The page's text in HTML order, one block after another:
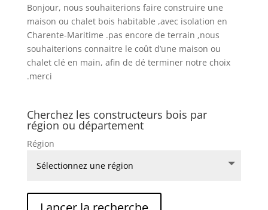
Bonjour, nous souhaiterions faire construire une
maison ou chalet bois habitable ,avec isolation en
Charente-Maritime .pas encore de terrain ,nous
souhaiterions connaitre le coût d’une maison ou
chalet clé en main, afin de dé terminer notre choix
.merci
Cherchez les constructeurs bois par
région ou département
Région